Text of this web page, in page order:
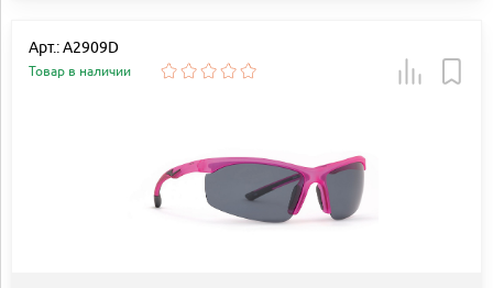
Арт.: A2909D
Товар в наличии